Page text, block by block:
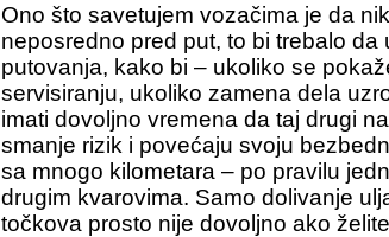
Ono što savetujem vozačima je da
neposredno pred put, to bi trebalo da
putovanja, kako bi – ukoliko se
servisiranju, ukoliko zamena dela
imati dovoljno vremena da taj drugi
smanje rizik i povećaju svoju
sa mnogo kilometara – po pravilu
drugim kvarovima. Samo dolivanje
točkova prosto nije dovoljno ako